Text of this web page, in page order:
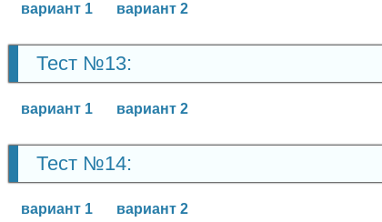
вариант 1 вариант 2
Тест №13:
вариант 1 вариант 2
Тест №14:
вариант 1 вариант 2